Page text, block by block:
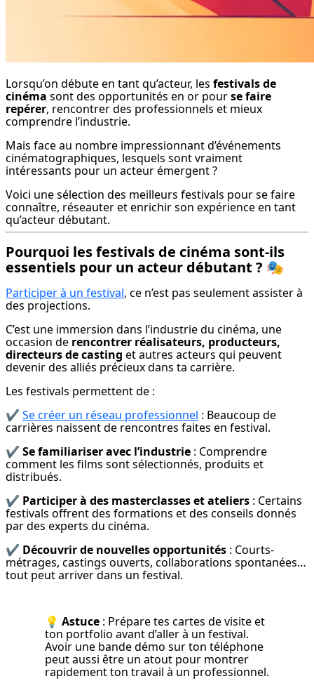
Lorsqu’on débute en tant qu’acteur, les festivals de
cinéma sont des opportunités en or pour se faire
repérer, rencontrer des professionnels et mieux
comprendre l’industrie.
Mais face au nombre impressionnant d’événements
cinématographiques, lesquels sont vraiment
intéressants pour un acteur émergent ?
Voici une sélection des meilleurs festivals pour se faire
connaître, réseauter et enrichir son expérience en tant
qu’acteur débutant.
Pourquoi les festivals de cinéma sont-ils
essentiels pour un acteur débutant ? 🎭
Participer à un festival, ce n’est pas seulement assister à
des projections.
C’est une immersion dans l’industrie du cinéma, une
occasion de rencontrer réalisateurs, producteurs,
directeurs de casting et autres acteurs qui peuvent
devenir des alliés précieux dans ta carrière.
Les festivals permettent de :
✔️ Se créer un réseau professionnel : Beaucoup de
carrières naissent de rencontres faites en festival.
✔️ Se familiariser avec l’industrie : Comprendre
comment les films sont sélectionnés, produits et
distribués.
✔️ Participer à des masterclasses et ateliers : Certains
festivals offrent des formations et des conseils donnés
par des experts du cinéma.
✔️ Découvrir de nouvelles opportunités : Courts-
métrages, castings ouverts, collaborations spontanées…
tout peut arriver dans un festival.
💡 Astuce : Prépare tes cartes de visite et
ton portfolio avant d’aller à un festival.
Avoir une bande démo sur ton téléphone
peut aussi être un atout pour montrer
rapidement ton travail à un professionnel.